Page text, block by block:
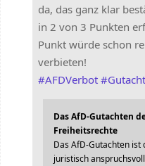
da, das ganz klar
in 2 von 3 Punkten
Punkt würde schon
verbieten!
#AFDVerbot #
Das AfD-Gutachten
Freiheitsrechte
Das AfD-Gutachten
juristisch